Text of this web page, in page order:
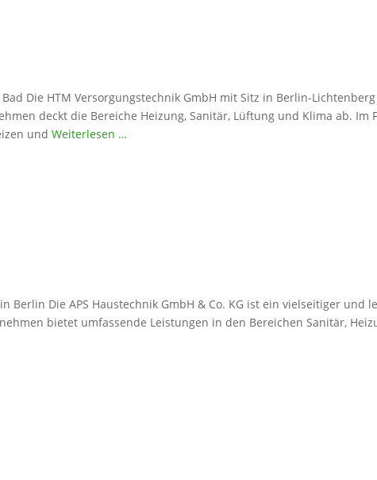
Die HTM Versorgungstechnik GmbH mit Sitz in Berlin-
deckt die Bereiche Heizung, Sanitär, Lüftung und Klima ab. Im
und Weiterlesen …
Berlin Die APS Haustechnik GmbH & Co. KG ist ein vielseitiger
bietet umfassende Leistungen in den Bereichen Sanitär,